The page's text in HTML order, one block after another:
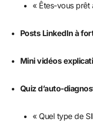
« Êtes-vous prêt
Posts LinkedIn à
Mini vidéos
Quiz d’auto-
« Quel type de